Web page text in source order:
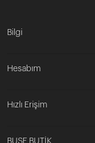
Bilgi
Hesabım
Hızlı Erişim
BUSE BUTİK